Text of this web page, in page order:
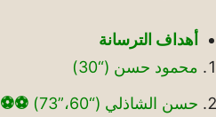
أهداف الترسانة
محمود حسن (“30)
حسن الشاذلي (“60،”73)
⚽
⚽